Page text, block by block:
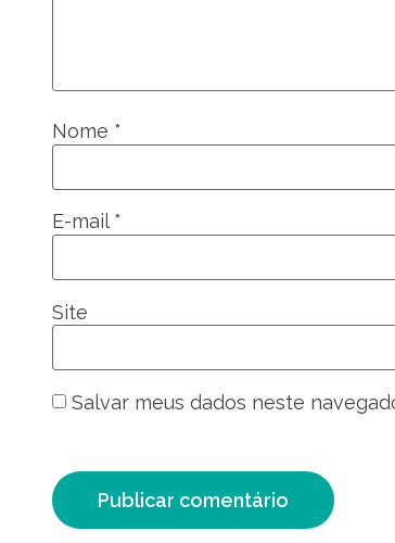
Nome *
E-mail*
Site
Salvar meus dados neste